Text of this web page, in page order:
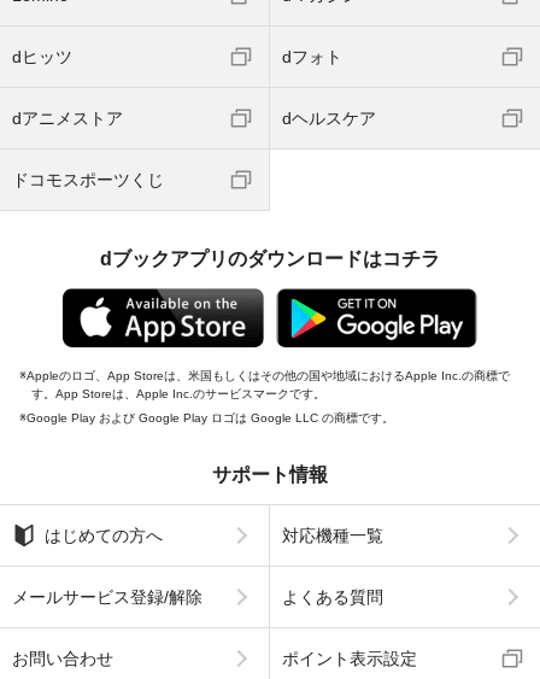
dヒッツ dフォト
dアニメストア dヘルスケア
ドコモスポーツくじ
dブックアプリのダウンロードはコチラ
Appleのロゴ、App Storeは、米国もしくはその他の国や地域におけるApple Inc.の商標で
す。App Storeは、Apple Inc.のサービスマークです。
Google Play および Google Play ロゴは Google LLC の商標です。
サポート情報
はじめての方へ 対応機種一覧
メールサービス登録/解除 よくある質問
お問い合わせ ポイント表示設定